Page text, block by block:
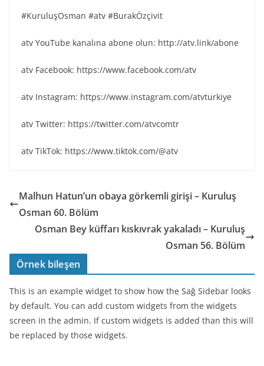
#KuruluşOsman #atv #BurakÖzçivit
atv YouTube kanalına abone olun: http://atv.link/abone
atv Facebook: https://www.facebook.com/atv
atv Instagram: https://www.instagram.com/atvturkiye
atv Twitter: https://twitter.com/atvcomtr
atv TikTok: https://www.tiktok.com/@atv
Malhun Hatun’un obaya görkemli girişi – Kuruluş
Osman 60. Bölüm
Osman Bey küffarı kıskıvrak yakaladı – Kuruluş
Osman 56. Bölüm
Örnek bileşen
This is an example widget to show how the Sağ Sidebar looks
by default. You can add custom widgets from the widgets
screen in the admin. If custom widgets is added than this will
be replaced by those widgets.